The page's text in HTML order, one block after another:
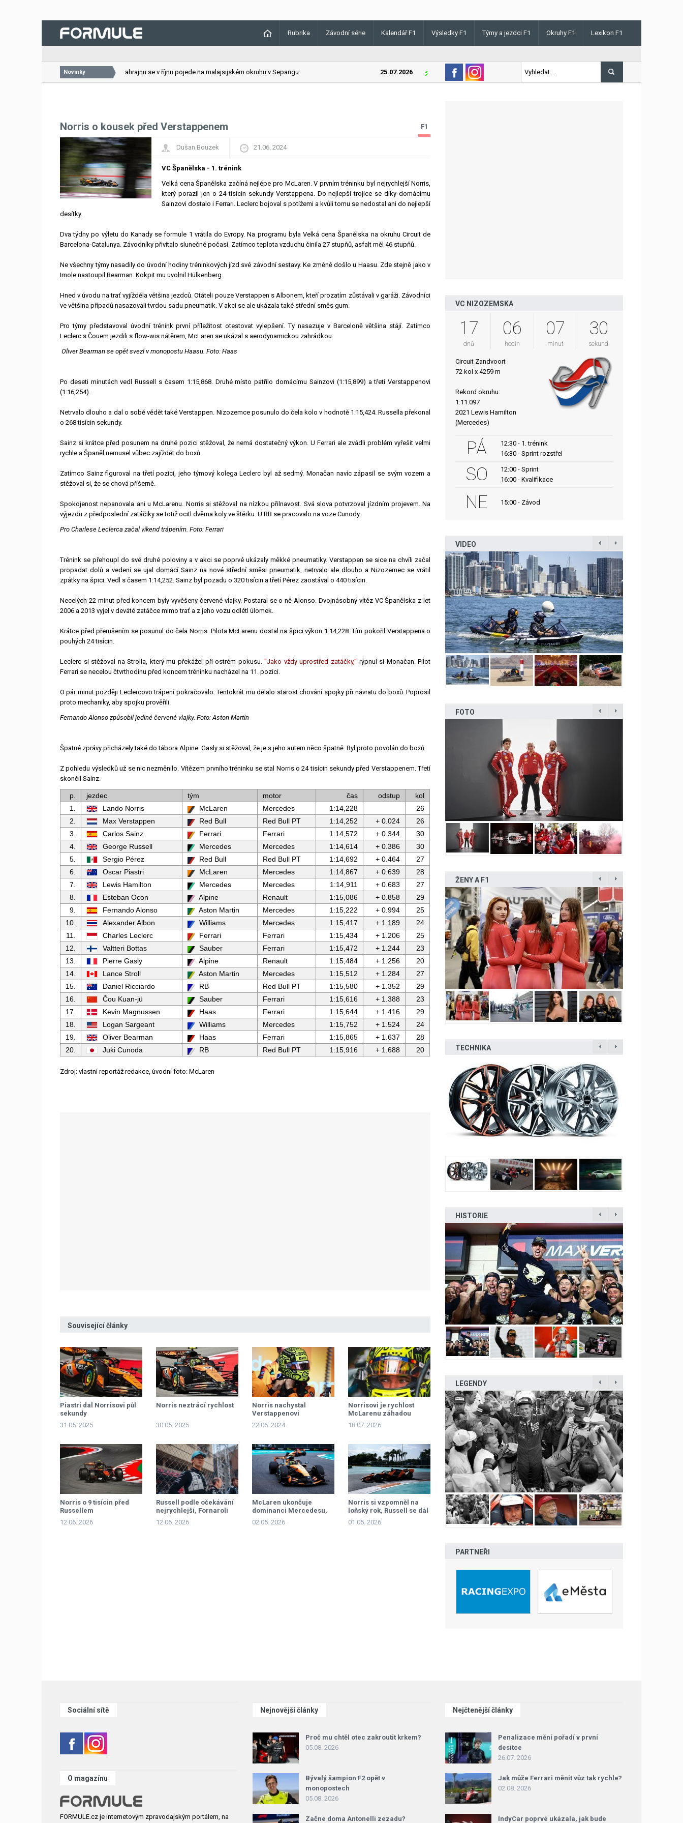
Rubrika Závodní série Kalendář F1 Výsledky F1 Týmy a jezdci F1 Okruhy F1 Lexikon F1
Novinky
26.07.2026 VC Bahrajnu se v říjnu pojede na malajsijském okruhu v Sepangu 25.07.2026 Lando Norris v Maďarsku letos poprvé vyhrál kvalifikaci
Norris o kousek před Verstappenem F1
Dušan Bouzek 21.06. 2024
VC Španělska - 1. trénink
Velká cena Španělska začíná nejlépe pro McLaren. V prvním tréninku byl nejrychlejší Norris,
který porazil jen o 24 tisícin sekundy Verstappena. Do nejlepší trojice se díky domácímu
Sainzovi dostalo i Ferrari. Leclerc bojoval s potížemi a kvůli tomu se nedostal ani do nejlepší
desítky.
Dva týdny po výletu do Kanady se formule 1 vrátila do Evropy. Na programu byla Velká cena Španělska na okruhu Circuit de
Barcelona-Catalunya. Závodníky přivítalo slunečné počasí. Zatímco teplota vzduchu činila 27 stupňů, asfalt měl 46 stupňů.
Ne všechny týmy nasadily do úvodní hodiny tréninkových jízd své závodní sestavy. Ke změně došlo u Haasu. Zde stejně jako v
Imole nastoupil Bearman. Kokpit mu uvolnil Hülkenberg.
Hned v úvodu na trať vyjížděla většina jezdců. Otáteli pouze Verstappen s Albonem, kteří prozatím zůstávali v garáži. Závodníci
ve většina případů nasazovali tvrdou sadu pneumatik. V akci se ale ukázala také střední směs gum.
Pro týmy představoval úvodní trénink první příležitost otestovat vylepšení. Ty nasazuje v Barceloně většina stájí. Zatímco
Leclerc s Čouem jezdili s flow-wis nátěrem, McLaren se ukázal s aerodynamickou zahrádkou.
Oliver Bearman se opět svezl v monopostu Haasu. Foto: Haas
Po deseti minutách vedl Russell s časem 1:15,868. Druhé místo patřilo domácímu Sainzovi (1:15,899) a třetí Verstappenovi
(1:16,254).
Netrvalo dlouho a dal o sobě vědět také Verstappen. Nizozemce posunulo do čela kolo v hodnotě 1:15,424. Russella překonal
o 268 tisícin sekundy.
Sainz si krátce před posunem na druhé pozici stěžoval, že nemá dostatečný výkon. U Ferrari ale zvádli problém vyřešit velmi
rychle a Španěl nemusel vůbec zajíždět do boxů.
Zatímco Sainz figuroval na třetí pozici, jeho týmový kolega Leclerc byl až sedmý. Monačan navíc zápasil se svým vozem a
stěžoval si, že se chová příšerně.
Spokojenost nepanovala ani u McLarenu. Norris si stěžoval na nízkou přilnavost. Svá slova potvrzoval jízdním projevem. Na
výjezdu z předposlední zatáčiky se totiž ocitl dvěma koly ve štěrku. U RB se pracovalo na voze Cunody.
Pro Charlese Leclerca začal víkend trápením. Foto: Ferrari
Trénink se přehoupl do své druhé poloviny a v akci se poprvé ukázaly měkké pneumatiky. Verstappen se sice na chvíli začal
propadat dolů a vedení se ujal domácí Sainz na nové střední směsi pneumatik, netrvalo ale dlouho a Nizozemec se vrátil
zpátky na špici. Vedl s časem 1:14,252. Sainz byl pozadu o 320 tisícin a třetí Pérez zaostával o 440 tisícin.
Necelých 22 minut před koncem byly vyvěšeny červené vlajky. Postaral se o ně Alonso. Dvojnásobný vítěz VC Španělska z let
2006 a 2013 vyjel v deváté zatáčce mimo trať a z jeho vozu odlétl úlomek.
Krátce před přerušením se posunul do čela Norris. Pilota McLarenu dostal na špici výkon 1:14,228. Tím pokořil Verstappena o
pouhých 24 tisícin.
Leclerc si stěžoval na Strolla, který mu překážel při ostrém pokusu."Jako vždy uprostřed zatáčky," rýpnul si Monačan. Pilot
Ferrari se necelou čtvrthodinu před koncem tréninku nacházel na 11. pozici.
O pár minut později Leclercovo trápení pokračovalo. Tentokrát mu dělalo starost chování spojky při návratu do boxů. Poprosil
proto mechaniky, aby spojku prověřili.
Fernando Alonso způsobil jediné červené vlajky. Foto: Aston Martin
Špatné zprávy přicházely také do tábora Alpine. Gasly si stěžoval, že je s jeho autem něco špatně. Byl proto povolán do boxů.
Z pohledu výsledků už se nic nezměnilo. Vítězem prvního tréninku se stal Norris o 24 tisícin sekundy před Verstappenem. Třetí
skončil Sainz.
p. jezdec tým motor čas odstup
kol
1.
Lando Norris McLaren Mercedes 1:14,228
26
2.
Max Verstappen Red Bull Red Bull PT 1:14,252 + 0.024
26
3.
Carlos Sainz Ferrari Ferrari 1:14,572 + 0.344
30
4.
George Russell Mercedes Mercedes 1:14,614 + 0.386
30
5.
Sergio Pérez Red Bull Red Bull PT 1:14,692 + 0.464
27
6.
Oscar Piastri McLaren Mercedes 1:14,867 + 0.639
28
7.
Lewis Hamilton Mercedes Mercedes 1:14,911 + 0.683
27
8.
Esteban Ocon Alpine Renault 1:15,086 + 0.858
29
9.
Fernando Alonso Aston Martin Mercedes 1:15,222 + 0.994
25
10.
Alexander Albon Williams Mercedes 1:15,417 + 1.189
24
11.
Charles Leclerc Ferrari Ferrari 1:15,434 + 1.206
25
12.
Valtteri Bottas Sauber Ferrari 1:15,472 + 1.244
23
13.
Pierre Gasly Alpine Renault 1:15,484 + 1.256
20
14.
Lance Stroll Aston Martin Mercedes 1:15,512 + 1.284
27
15.
Daniel Ricciardo RB Red Bull PT 1:15,580 + 1.352
29
16.
Čou Kuan-jü Sauber Ferrari 1:15,616 + 1.388
23
17.
Kevin Magnussen Haas Ferrari 1:15,644 + 1.416
29
18.
Logan Sargeant Williams Mercedes 1:15,752 + 1.524
24
19.
Oliver Bearman Haas Ferrari 1:15,865 + 1.637
28
20.
Juki Cunoda RB Red Bull PT 1:15,916 + 1.688 20
Zdroj: vlastní reportáž redakce, úvodní foto: McLaren
Související články
Piastri dal Norrisovi půl
sekundy
31.05. 2025
Norris neztrácí rychlost
30.05. 2025
Norris nachystal
Verstappenovi
nepříjemné překvapení
22.06. 2024
Norrisovi je rychlost
McLarenu záhadou
18.07. 2026
Norris o 9 tisícin před
Russellem
12.06. 2026
Russell podle očekávání
nejrychlejší, Fornaroli
nejlepší z nováčků
12.06. 2026
McLaren ukončuje
dominanci Mercedesu,
Antonelli penalizován
02.05. 2026
Norris si vzpomněl na
loňský rok, Russell se dál
hledá
01.05. 2026
VC NIZOZEMSKA
17
dnů
06
hodin
07
minut
29
sekund
Circuit Zandvoort
72 kol x 4259 m
Rekord okruhu:
1:11.097
2021 Lewis Hamilton
(Mercedes)
PÁ
12:30 - 1. trénink
16:30 - Sprint rozstřel
SO
12:00 - Sprint
16:00 - Kvalifikace
NE 15:00 - Závod
VIDEO
FOTO
ŽENY A F1
TECHNIKA
HISTORIE
LEGENDY
PARTNEŘI
Sociální sítě
O magazínu
FORMULE.cz je internetovým zpravodajským portálem, na
Nejnovější články
Proč mu chtěl otec zakroutit krkem?
05.08. 2026
Bývalý šampion F2 opět v
monopostech
05.08. 2026
Začne doma Antonelli zezadu?
Nejčtenější články
Penalizace mění pořadí v první
desítce
26.07. 2026
Jak může Ferrari měnit vůz tak rychle?
02.08. 2026
IndyCar poprvé ukázala, jak bude